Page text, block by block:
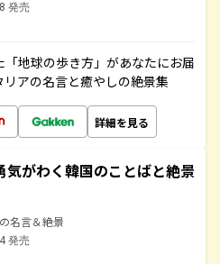
発売
地球の歩き方」があなたにお届
アの名言と癒やしの絶景集
詳細を見る
気がわく韓国のことばと絶景
名言＆絶景
発売